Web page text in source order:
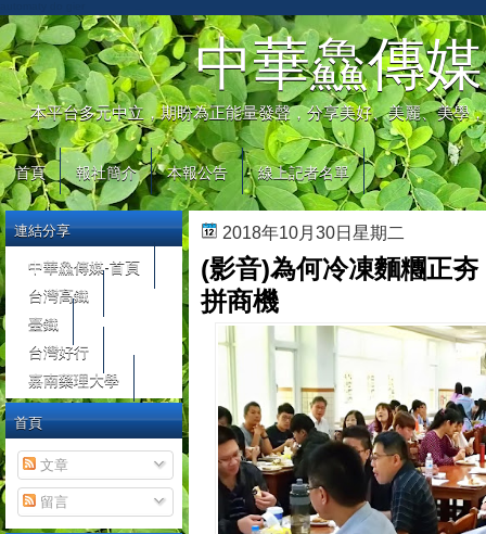
中華鱻傳媒
本平台多元中立，期盼為正能量發聲，分享美好、美麗、美學
首頁 報社簡介 本報公告 線上記者名單
2018年10月30日星期二
(影音)為何冷凍麵糰正
拼商機
連結分享
中華鱻傳媒-首頁
台灣高鐵
臺鐵
台灣好行
嘉南藥理大學
首頁
文章
留言